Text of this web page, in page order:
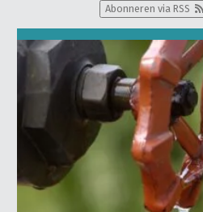
Abonneren via RSS